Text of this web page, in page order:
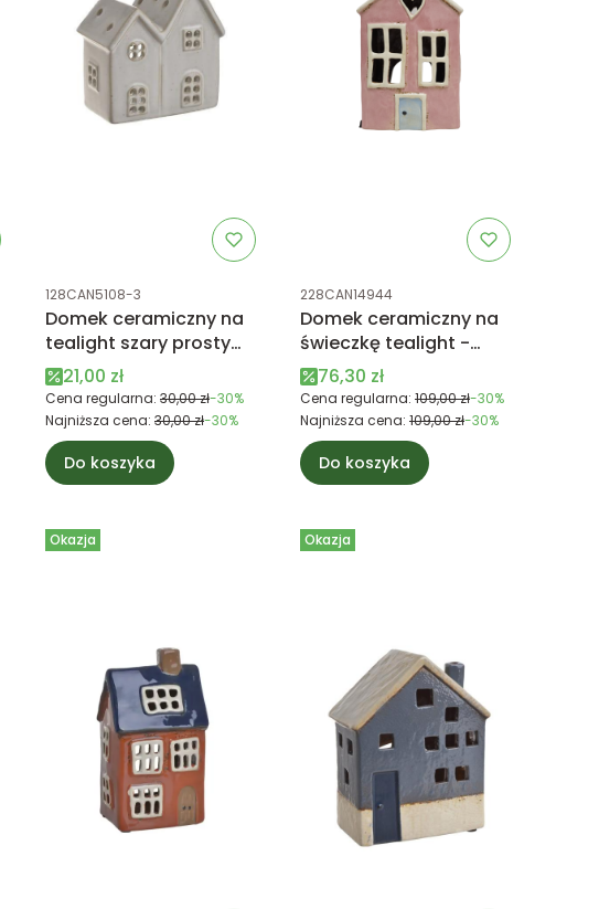
Kod produktu
128CAN5108-3
Domek ceramiczny na
tealight szary prosty
11cmCena promocyjna
21,00 zł
Cena regularna: 30,00 zł-30%
Najniższa cena: 30,00 zł-30%
Do koszyka
Kod produktu
228CAN14944
Domek ceramiczny na
świeczkę tealight -
różowy
Cena promocyjna
76,30 zł
Cena regularna: 109,00 zł-30%
Najniższa cena: 109,00 zł-30%
Do koszyka
Okazja Okazja